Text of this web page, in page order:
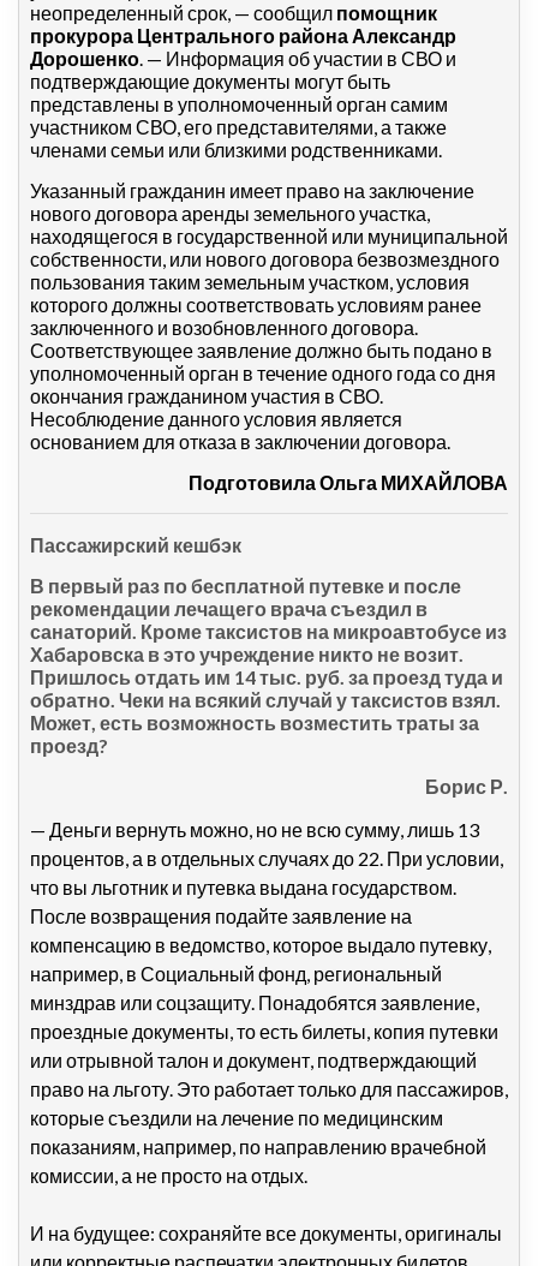
неопределенный срок, — сообщил помощник
прокурора Центрального района Александр
Дорошенко. — Информация об участии в СВО и
подтверждающие документы могут быть
представлены в уполномоченный орган самим
участником СВО, его представителями, а также
членами семьи или близкими родственниками.
Указанный гражданин имеет право на заключение
нового договора аренды земельного участка,
находящегося в государственной или муниципальной
собственности, или нового договора безвозмездного
пользования таким земельным участком, условия
которого должны соответствовать условиям ранее
заключенного и возобновленного договора.
Соответствующее заявление должно быть подано в
уполномоченный орган в течение одного года со дня
окончания гражданином участия в СВО.
Несоблюдение данного условия является
основанием для отказа в заключении договора.
Подготовила Ольга МИХАЙЛОВА
Пассажирский кешбэк
В первый раз по бесплатной путевке и после
рекомендации лечащего врача съездил в
санаторий. Кроме таксистов на микроавтобусе из
Хабаровска в это учреждение никто не возит.
Пришлось отдать им 14 тыс. руб. за проезд туда и
обратно. Чеки на всякий случай у таксистов взял.
Может, есть возможность возместить траты за
проезд?
Борис Р.
— Деньги вернуть можно, но не всю сумму, лишь 13
процентов, а в отдельных случаях до 22. При условии,
что вы льготник и путевка выдана государством.
После возвращения подайте заявление на
компенсацию в ведомство, которое выдало путевку,
например, в Социальный фонд, региональный
минздрав или соцзащиту. Понадобятся заявление,
проездные документы, то есть билеты, копия путевки
или отрывной талон и документ, подтверждающий
право на льготу. Это работает только для пассажиров,
которые съездили на лечение по медицинским
показаниям, например, по направлению врачебной
комиссии, а не просто на отдых.
И на будущее: сохраняйте все документы,оригиналы